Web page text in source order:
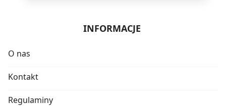
INFORMACJE
O nas
Kontakt
Regulaminy